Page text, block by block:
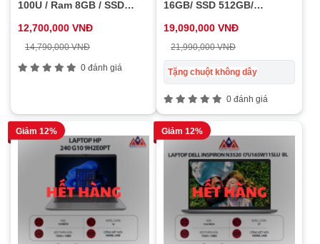
100U / Ram 8GB / SSD
12,700,000 VNĐ
14,790,000 VNĐ
0 đánh giá
16GB/ SSD 512GB/
19,090,000 VNĐ
21,990,000 VNĐ
Tặng chuột không dây
0 đánh giá
Giảm 12% Giảm 12%